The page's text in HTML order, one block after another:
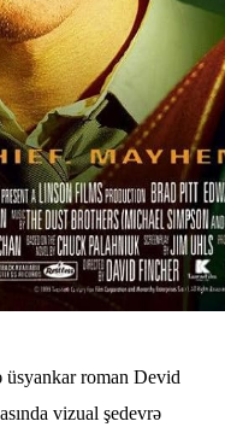
üsyankar roman Devid
vizual şedevrə